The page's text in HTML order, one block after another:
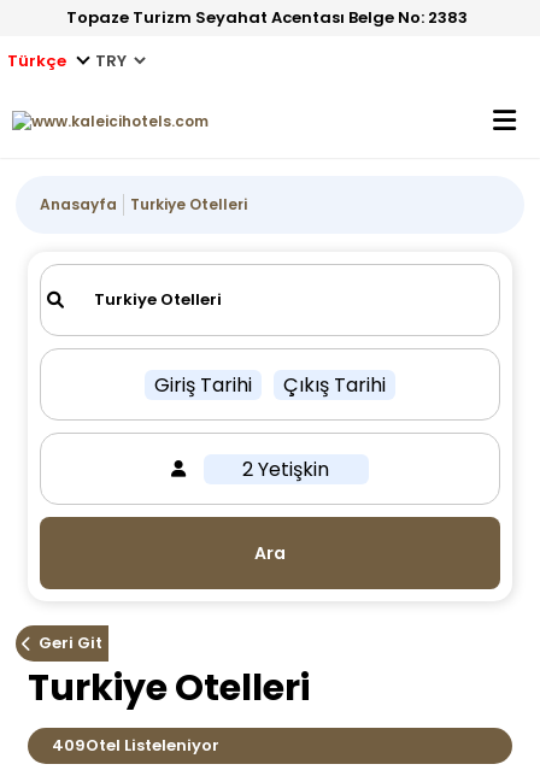
Topaze Turizm Seyahat Acentası Belge No: 2383
Türkçe
Anasayfa Turkiye Otelleri
Giriş Tarihi Çıkış Tarihi
2 Yetişkin
Ara
Geri Git
Turkiye Otelleri
409Otel Listeleniyor